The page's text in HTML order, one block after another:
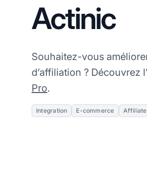
Actinic
Souhaitez-vous
d’affiliation ? Découvrez
Pro.
Integration E-commerce